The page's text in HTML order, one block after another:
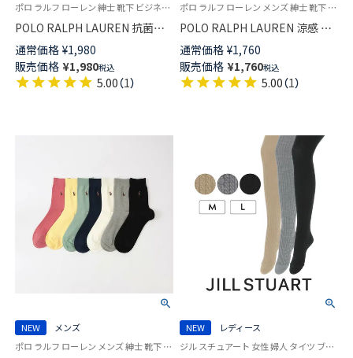
ポロ ラルフ ローレン 紳士 靴下 ビジネス 26SS
POLO RALPH LAUREN 抗菌防
臭 ギマ メッシュ 涼しい25cm丈
ビジネス ソックス クルー丈 日
本製【25-27cm】【27-29cm】
02042434
通常価格 ¥1,980
販売価格 ¥1,980税込
5.00（1）
ポロ ラルフ ローレン メンズ 紳士 靴下 カジュアル 26SS
POLO RALPH LAUREN 涼感 ボ
ーダーメッシュ 20cm ミドル丈
ソックス 02012537
通常価格 ¥1,760
販売価格 ¥1,760税込
5.00（1）
NEW
メンズ
ポロ ラルフ ローレン メンズ 紳士 靴下 ビジネス カジュアル 26SS
NEW
レディース
ジル スチュアート 女性 婦人 タイツ ブランド